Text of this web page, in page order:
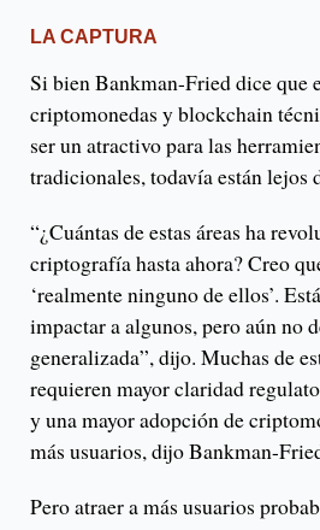
LA CAPTURA
Si bien Bankman-Fried dice que
criptomonedas y blockchain
ser un atractivo para las
tradicionales, todavía están lejos
“¿Cuántas de estas áreas ha
criptografía hasta ahora? Creo
‘realmente ninguno de ellos’.
impactar a algunos, pero aún no
generalizada”, dijo. Muchas de
requieren mayor claridad
y una mayor adopción de
más usuarios, dijo Bankman-
Pero atraer a más usuarios